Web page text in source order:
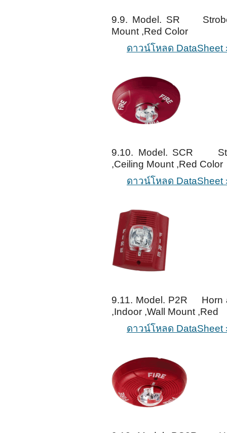
9.9. Model. SR Strobe
Mount ,Red Color
ดาวน์โหลด DataSheet
9.10. Model. SCR
,Ceiling Mount ,Red Color
ดาวน์โหลด DataSheet
9.11. Model. P2R Horn
,Indoor ,Wall Mount ,Red
ดาวน์โหลด DataSheet